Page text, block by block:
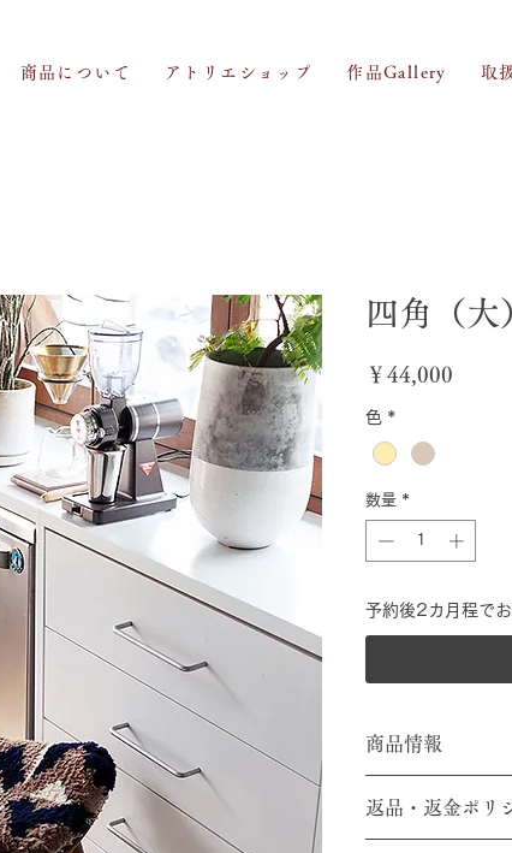
商品について アトリエショップ 作品Gallery 取
四角（大
￥44,000
色 *
数量 *
予約後2カ月程で
商品情報
SIZE：中サイズ
33cm×33cm）
返品・返金ポリ